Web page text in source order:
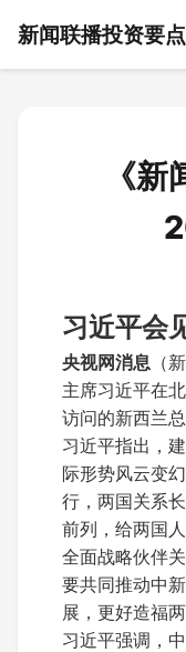
新闻联播投资要点
《
习近平会
央视网消息 （
主席习近平在
访问的新西兰总
习近平指出，
际形势风云变
行，两国关系
前列，给两国
全面战略伙伴
要共同推动中
展，更好造福两
习近平强调，